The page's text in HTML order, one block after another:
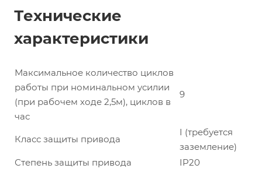
Технические
характеристики
Максимальное количество циклов
работы при номинальном усилии
(при рабочем ходе 2,5м), циклов в
час
9
Класс защиты привода
I (требуется
заземление)
Степень защиты привода
IP20